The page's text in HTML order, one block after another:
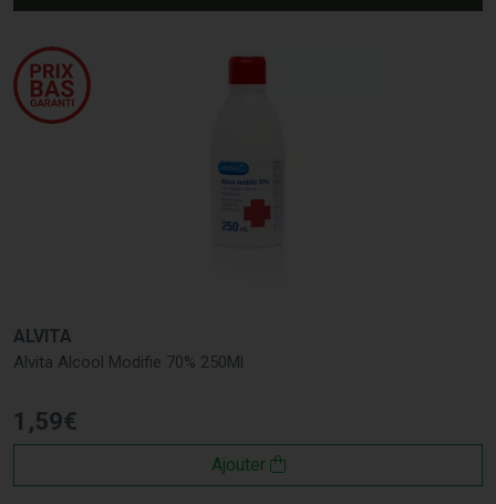
ALVITA
Alvita Alcool Modifie 70% 250Ml
1 ,59€
Ajouter